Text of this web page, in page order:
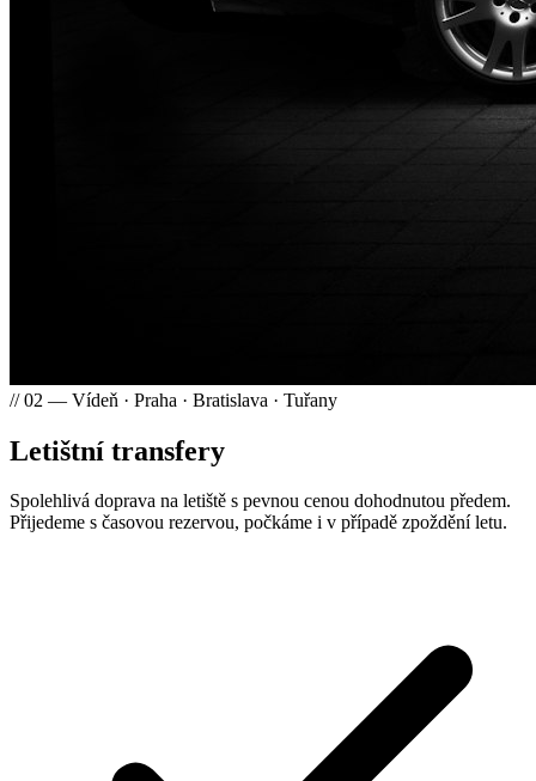
// 02 — Vídeň · Praha · Bratislava · Tuřany
Letištní transfery
Spolehlivá doprava na letiště s pevnou cenou dohodnutou předem.
Přijedeme s časovou rezervou, počkáme i v případě zpoždění letu.